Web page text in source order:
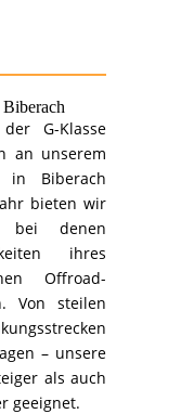
G-Klasse
an unserem
Biberach
bieten wir
bei denen
ihres
Offroad-
Von steilen
– unsere
als auch
geeignet.